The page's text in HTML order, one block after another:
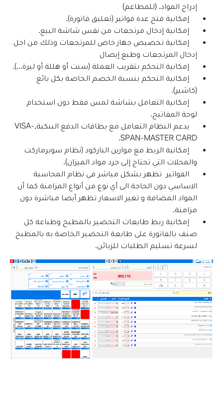
إدراج المواد. (للمطاعم)
إمكانية فتح عدة فواتير (تعليق فاتورة).
إمكانية إدخال مرتجعات من نفس شاشة البيع.
إمكانية تخصيص جهاز خاص للمرتجعات وذلك من اجل
إدخال المرتجعات وطبع إيصال
إمكانية التحكم بتقريب العملة (سنت أو هللة أو ليرة...).
إمكانية التحكم بنسبة الخصم الخاصة بكل بائع
(كاشير).
إمكانية التعامل بشاشة لمس فقط دون استخدام
لوحة المفاتيح.
يدعم النظام التعامل مع بطاقات الدفع البنكية,VISA-
SPAN-MASTER CARD.
إمكانية الربط مع موازين الباركود (نظام سوبرماركت
والمحلات التي تحتاج إلى جرد مواد الميزان).
الفواتير تظهر بشكل مباشر في نظام المحاسبة
الاساسي دون الحاجة الى أي نوع من أنواع المزامنة كما أن
المواد المضافة و تغير الاسعار تظهر أيضا مباشرة دون
مزامنة.
إمكانية ربط طابعات التحضير بالمطبخ وطباعة كل
صنف بالفاتورة على طابعة التحضير الخاصة به بالمطبخ
لسرعة تسليم الطلبات للزبائن.